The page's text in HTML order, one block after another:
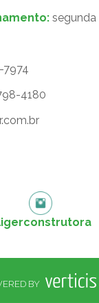
segunda
7974
4180
BY